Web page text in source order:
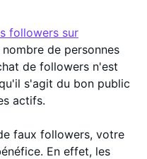
followers sur
de personnes
de followers n'est
s'agit du bon public
actifs.
faux followers, votre
En effet, les